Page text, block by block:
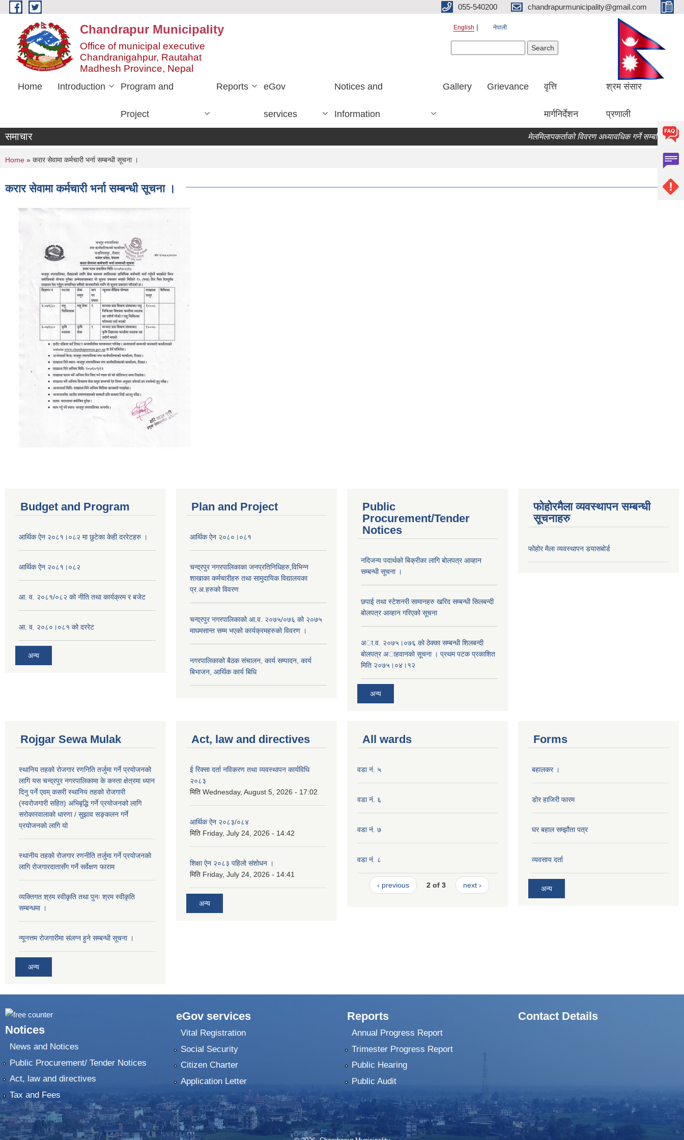
Skip to main content 055-540200 chandrapurmunicipality@gmail.com
Chandrapur Municipality
Office of municipal executive
Chandranigahpur, Rautahat
Madhesh Province, Nepal
English नेपाली
Home Introduction Program and
Project
Reports eGov
services
Notices and
Information
Gallery Grievance वृत्ति
मार्गनिर्देशन
श्रम संसार
प्रणाली
समाचार मेलमिलापकर्ताको विवरण अध्यावधिक गर्ने सम्बन्धि सूचना ।
You are here
Home » करार सेवामा कर्मचारी भर्ना सम्बन्धी सूचना ।
करार सेवामा कर्मचारी भर्ना सम्बन्धी सूचना ।
Budget and Program
आर्थिक ऐन २०८१।०८२ मा छुटेका केही दररेटहरु ।
आर्थिक ऐन २०८१।०८२
आ. व. २०८१/०८२ को नीति तथा कार्यक्रम र बजेट
आ. व. २०८०।०८१ को दररेट
अन्य
Plan and Project
आर्थिक ऐन २०८०।०८१
चन्द्रपुर नगरपालिकाका जनप्रतिनिधिहरु,विभिन्न
शाखाका कर्मचारीहरु तथा सामुदायिक विद्यालयका
प्र.अ.हरुको विवरण
चन्द्रपुर नगरपालिकाको आ.व. २०७५/०७६ को २०७५
माघमसान्त सम्म भएको कार्यक्रमहरुको विवरण ।
नगरपालिकाको बैठक संचालन, कार्य सम्पादन, कार्य
बिभाजन, आर्थिक कार्य बिधि
Public
Procurement/Tender
Notices
नदिजन्य पदार्थको बिक्रीका लागि बोलपत्र आव्हान
सम्बन्धी सूचना ।
छपाई तथा स्टेशनरी सामानहरु खरिद सम्बन्धी सिलबन्दी
बोलपत्र आव्हान गरिएको सूचना
अा.व. २०७५।०७६ काे ठेक्का सम्बन्धी शिलबन्दी
बाेलपत्र अाहवानकाे सूचना । प्रथम पटक प्रकाशित
मिति २०७५।०४।१२
अन्य
फोहोरमैला व्यवस्थापन सम्बन्धी
सूचनाहरु
फोहोर मैला व्यवस्थापन डयासबोर्ड
Rojgar Sewa Mulak
स्थानिय तहको रोजगार रणनिति तर्जुमा गर्ने प्रयोजनको
लागि यस चन्द्रपुर नगरपालिकामा के कस्ता क्षेत्रमा ध्यान
दिनु पर्ने एवम् कसरी स्थानिय तहको रोजगारी
(स्वरोजगारी सहित) अभिबृद्धि गर्ने प्रयोजनको लागि
सरोकारवालाको धारणा / सुझाव सङ्कलन गर्ने
प्रयोजनको लागि यो
स्थानीय तहको रोजगार रणनीति तर्जुमा गर्ने प्रयोजनको
लागि रोजगारदातासँग गर्ने सर्वेक्षण फाराम
व्यक्तिगत श्रम स्वीकृति तथा पुनः श्रम स्वीकृति
सम्बन्धमा ।
न्यूनत्तम रोजगारीमा संलग्न हुने सम्बन्धी सूचना ।
अन्य
Act, law and directives
ई रिक्सा दर्ता नविकरण तथा व्यवस्थापन कार्यविधि
२०८३
मिति Wednesday, August 5, 2026 - 17:02
आर्थिक ऐन २०८३/०८४
मिति Friday, July 24, 2026 - 14:42
शिक्षा ऐन २०८३ पहिलो संशोधन ।
मिति Friday, July 24, 2026 - 14:41
अन्य
All wards
वडा नं. ५
वडा नं. ६
वडा नं. ७
वडा नं. ८
‹ previous 2 of 3 next ›
Forms
बहालकर ।
डोर हाजिरी फारम
घर बहाल सम्झौता पत्र
व्यवसाय दर्ता
अन्य
Notices
News and Notices
Public Procurement/ Tender Notices
Act, law and directives
Tax and Fees
eGov services
Vital Registration
Social Security
Citizen Charter
Application Letter
Reports
Annual Progress Report
Trimester Progress Report
Public Hearing
Public Audit
Contact Details